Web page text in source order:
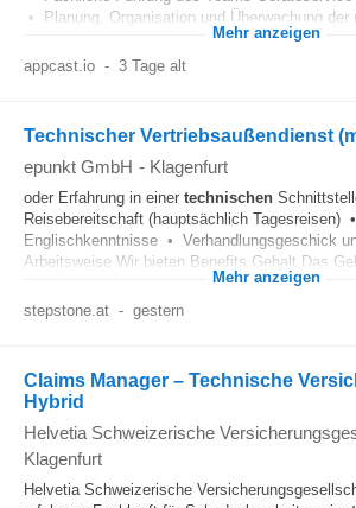
• Planung, Organisation und Überwachung der
Mehr anzeigen
appcast.io - 3 Tage alt
Technischer Vertriebsaußendienst
epunkt GmbH - Klagenfurt
oder Erfahrung in einer technischen
Reisebereitschaft (hauptsächlich Tagesreisen)
Englischkenntnisse • Verhandlungsgeschick
Arbeitsweise Wir bieten Benefits Gehalt Das
Mehr anzeigen
stepstone.at - gestern
Claims Manager – Technische
Hybrid
Helvetia Schweizerische
Klagenfurt
Helvetia Schweizerische